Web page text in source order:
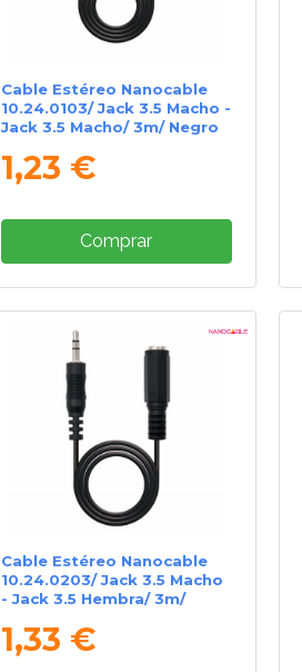
Cable Estéreo Nanocable
10.24.0103/ Jack 3.5 Macho -
Jack 3.5 Macho/ 3m/ Negro
1,23 €
Comprar
Cable Estéreo Nanocable
10.24.0203/ Jack 3.5 Macho
- Jack 3.5 Hembra/ 3m/
1,33 €